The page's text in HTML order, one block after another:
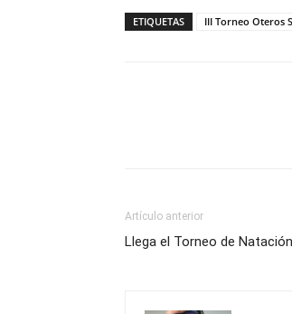
ETIQUETAS III Torneo Oteros
Artículo anterior
Llega el Torneo de Natación